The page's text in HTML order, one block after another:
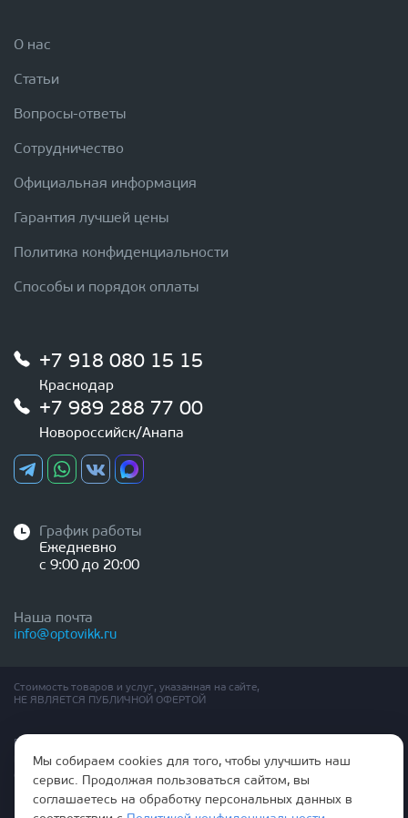
О нас
Статьи
Вопросы-ответы
Сотрудничество
Официальная информация
Гарантия лучшей цены
Политика конфиденциальности
Способы и порядок оплаты
+7 918 080 15 15
Краснодар
+7 989 288 77 00
Новороссийск/Анапа
График работы
Ежедневно
с 9:00 до 20:00
Наша почта
info@optovikk.ru
Стоимость товаров и услуг, указанная на сайте,
НЕ ЯВЛЯЕТСЯ ПУБЛИЧНОЙ ОФЕРТОЙ
Правила эксплутации входных и межкомнатных дверей
Политика обработки персональных данных
Согласие на обработку персональных данных
Мы собираем cookies для того, чтобы улучшить наш
сервис. Продолжая пользоваться сайтом, вы
соглашаетесь на обработку персональных данных в